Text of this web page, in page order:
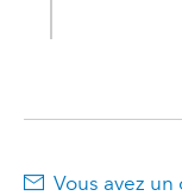
Vous avez